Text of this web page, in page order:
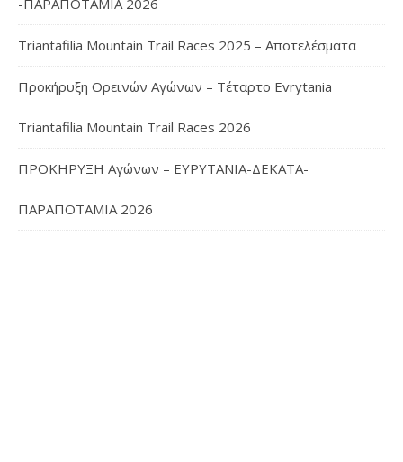
-ΠΑΡΑΠΟΤΑΜΙΑ 2026
Triantafilia Mountain Trail Races 2025 – Αποτελέσματα
Προκήρυξη Ορεινών Αγώνων – Τέταρτο Evrytania
Triantafilia Mountain Trail Races 2026
ΠΡΟΚΗΡΥΞΗ Αγώνων – ΕΥΡΥΤΑΝΙΑ-ΔΕΚΑΤΑ-
ΠΑΡΑΠΟΤΑΜΙΑ 2026